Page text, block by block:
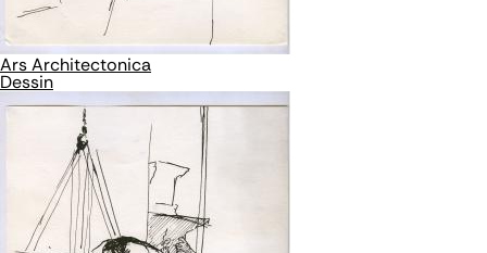
Ars Architectonica
Dessin